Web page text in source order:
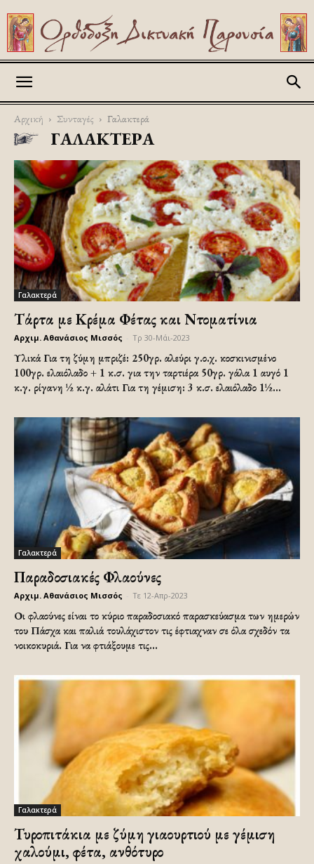
Αρχική Συνταγές Γαλακτερά
ΓΑΛΑΚΤΕΡΆ
Γαλακτερά
Τάρτα με Κρέμα Φέτας και Ντοματίνια
Αρχιμ. Αθανάσιος Μισσός Τρ 30-Μάι-2023
Υλικά Για τη ζύμη μπριζέ: 250γρ. αλεύρι γ.ο.χ. κοσκινισμένο
100γρ. ελαιόλαδο + 1 κ.σ. για την ταρτιέρα 50γρ. γάλα 1 αυγό 1
κ.γ. ρίγανη ½ κ.γ. αλάτι Για τη γέμιση: 3 κ.σ. ελαιόλαδο 1½...
Γαλακτερά
Παραδοσιακές Φλαούνες
Αρχιμ. Αθανάσιος Μισσός Τε 12-Απρ-2023
Οι φλαούνες είναι το κύριο παραδοσιακό παρασκεύασμα των ημερών
του Πάσχα και παλιά τουλάχιστον τις έφτιαχναν σε όλα σχεδόν τα
νοικοκυριά. Για να φτιάξουμε τις...
Γαλακτερά
Τυροπιτάκια με ζύμη γιαουρτιού με γέμιση
χαλούμι, φέτα, ανθότυρο